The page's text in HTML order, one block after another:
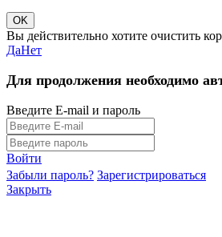
OK
Вы действительно хотите очистить
ДаНет
Для продолжения необходимо
Введите E-mail и пароль
Войти
Забыли пароль? Зарегистрироваться
Закрыть